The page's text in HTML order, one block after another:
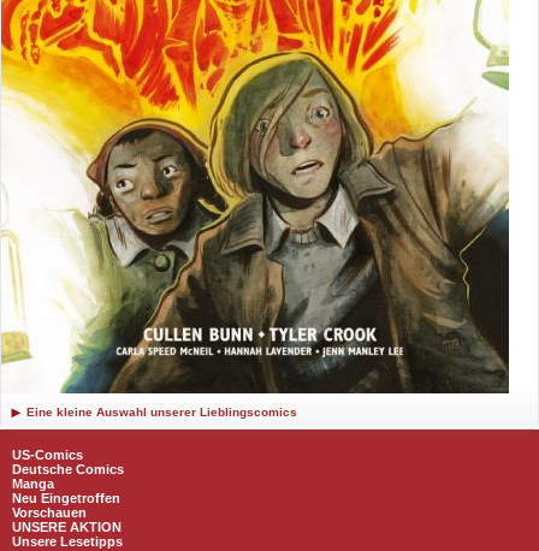
Eine kleine Auswahl unserer Lieblingscomics
US-Comics
Deutsche Comics
Manga
Neu Eingetroffen
Vorschauen
UNSERE AKTION
Unsere Lesetipps